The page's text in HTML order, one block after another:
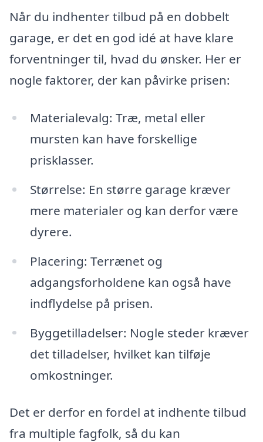
Når du indhenter tilbud på en dobbelt
garage, er det en god idé at have klare
forventninger til, hvad du ønsker. Her er
nogle faktorer, der kan påvirke prisen:
Materialevalg: Træ, metal eller
mursten kan have forskellige
prisklasser.
Størrelse: En større garage kræver
mere materialer og kan derfor være
dyrere.
Placering: Terrænet og
adgangsforholdene kan også have
indflydelse på prisen.
Byggetilladelser: Nogle steder kræver
det tilladelser, hvilket kan tilføje
omkostninger.
Det er derfor en fordel at indhente tilbud
fra multiple fagfolk, så du kan